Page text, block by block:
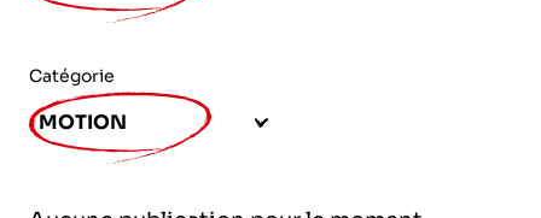
développement
INED – Institut national d’études
démographiques
ADHÉRER
Catégorie
MOTION